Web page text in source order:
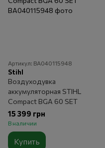
Артикул: BA040115948
Stihl
Воздуходувка
аккумуляторная STIHL
Compact BGA 60 SET
15 399 грн
В наличии
Купить